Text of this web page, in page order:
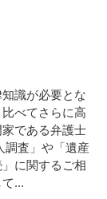
識が必要とな
べてさらに高
である弁護士
調査」や「遺産
に関するご相
...